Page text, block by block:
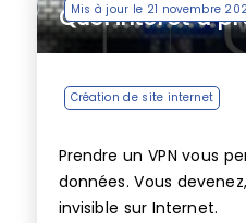
Mis à jour le 21 novembre
Quel intérêt à
Création de site internet
Prendre un VPN vous
données. Vous
invisible sur Internet.